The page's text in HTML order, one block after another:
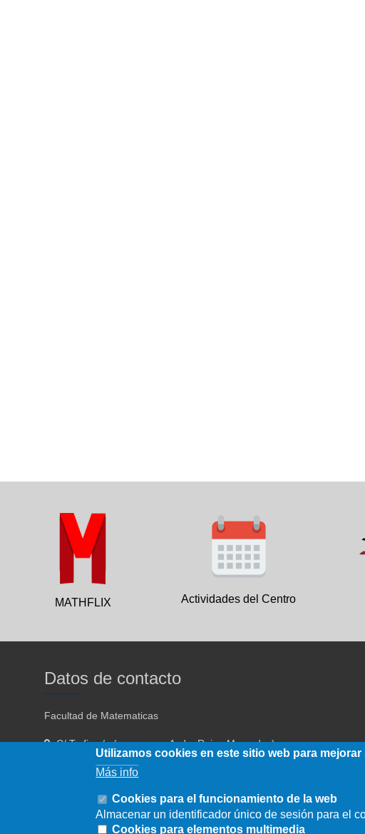
MATHFLIX Actividades del Centro
Datos de contacto
Facultad de Matematicas
C/ Tarfia s/n (acceso por Avda. Reina Mercedes)
Sevilla - 41012
fmatematicas@us.es
Utilizamos cookies en este sitio web para
Más info
Cookies para el funcionamiento de la web
Almacenar un identificador único de sesión para el
Cookies para elementos multimedia